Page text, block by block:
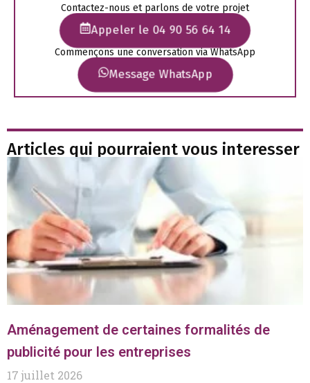
Contactez-nous et parlons de votre projet
Appeler le 04 90 56 64 14
Commençons une conversation via WhatsApp
Message WhatsApp
Articles qui pourraient vous interesser
Aménagement de certaines formalités de
publicité pour les entreprises
17 juillet 2026